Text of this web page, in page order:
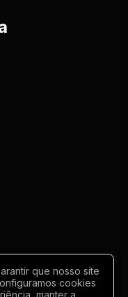
que nosso site
cookies
manter a